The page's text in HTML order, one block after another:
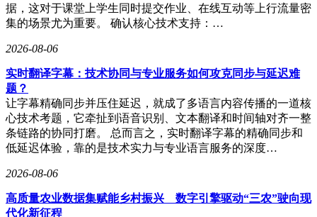
据，这对于课堂上学生同时提交作业、在线互动等上行流量密
集的场景尤为重要。 确认核心技术支持：…
2026-08-06
实时翻译字幕：技术协同与专业服务如何攻克同步与延迟难
题？
让字幕精确同步并压住延迟，就成了多语言内容传播的一道核
心技术考题，它牵扯到语音识别、文本翻译和时间轴对齐一整
条链路的协同打磨。 总而言之，实时翻译字幕的精确同步和
低延迟体验，靠的是技术实力与专业语言服务的深度…
2026-08-06
高质量农业数据集赋能乡村振兴 数字引擎驱动“三农”驶向现
代化新征程